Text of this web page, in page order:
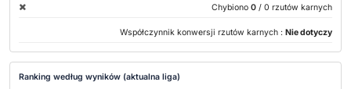
Chybiono 0 / 0 rzutów karnych
Współczynnik konwersji rzutów karnych : Nie dotyczy
Ranking według wyników (aktualna liga)